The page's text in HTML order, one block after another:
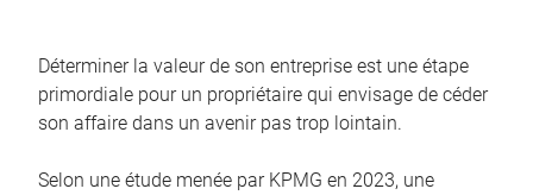
Déterminer la valeur de son entreprise est une étape
primordiale pour un propriétaire qui envisage de céder
son affaire dans un avenir pas trop lointain.
Selon une étude menée par KPMG en 2023, une